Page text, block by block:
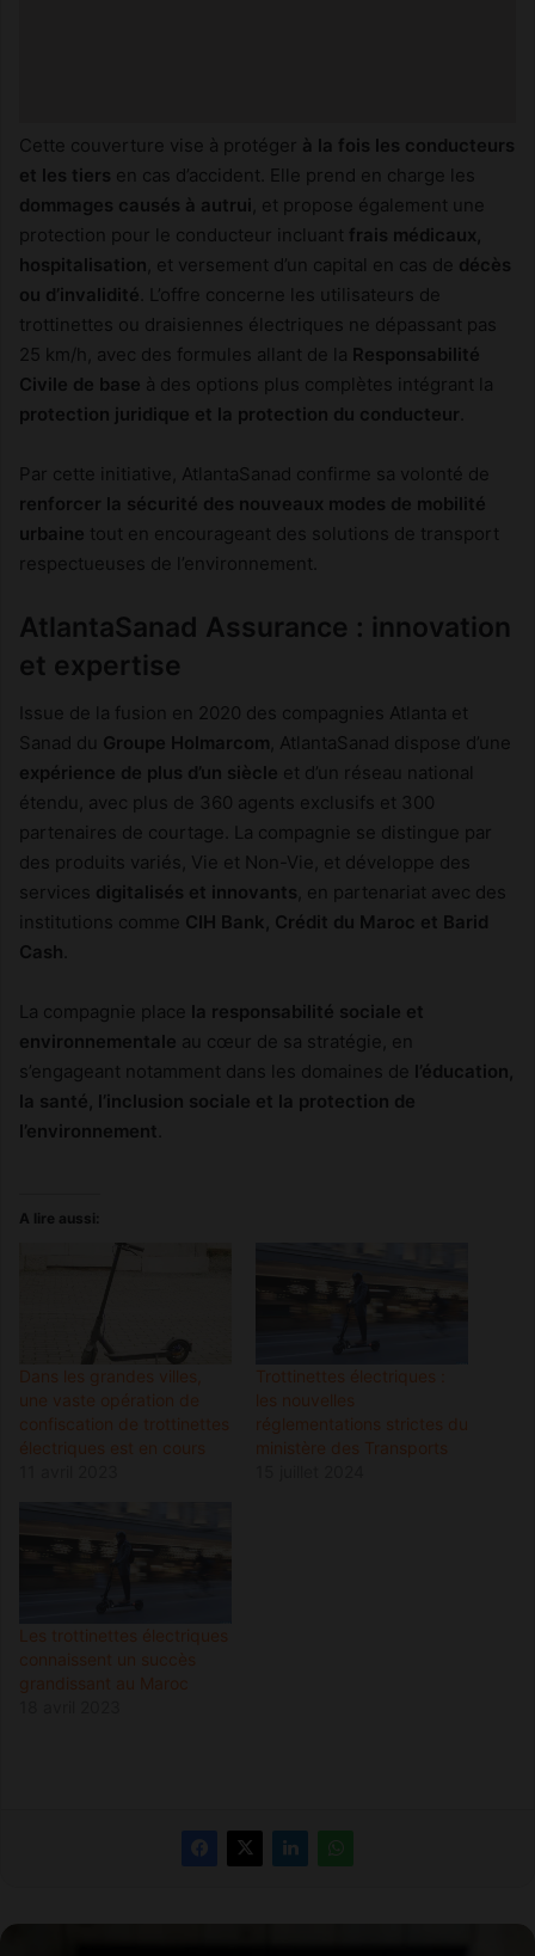
Cette couverture vise à protéger à la fois les conducteurs
et les tiers en cas d’accident. Elle prend en charge les
dommages causés à autrui , et propose également une
protection pour le conducteur incluant frais médicaux,
hospitalisation , et versement d’un capital en cas de décès
ou d’invalidité . L’offre concerne les utilisateurs de
trottinettes ou draisiennes électriques ne dépassant pas
25 km/h, avec des formules allant de la Responsabilité
Civile de base à des options plus complètes intégrant la
protection juridique et la protection du conducteur
Par cette initiative, AtlantaSanad confirme sa volonté de
renforcer la sécurité des nouveaux modes de mobilité
urbaine tout en encourageant des solutions de transport
respectueuses de l’environnement.
AtlantaSanad Assurance : innovation
et expertise
Issue de la fusion en 2020 des compagnies Atlanta et
Sanad du Groupe Holmarcom , AtlantaSanad dispose d’une
expérience de plus d’un siècle et d’un réseau national
étendu, avec plus de 360 agents exclusifs et 300
partenaires de courtage. La compagnie se distingue par
des produits variés, Vie et Non-Vie, et développe des
services digitalisés et innovants , en partenariat avec des
institutions comme CIH Bank, Crédit du Maroc et Barid
Cash
La compagnie place la responsabilité sociale et
environnementale au cœur de sa stratégie, en
s’engageant notamment dans les domaines de l’éducation,
la santé, l’inclusion sociale et la protection de
l’environnement
A lire aussi:
Dans les grandes villes,
une vaste opération de
confiscation de trottinettes
électriques est en cours
Trottinettes électriques :
les nouvelles
réglementations strictes du
ministère des Transports
Les trottinettes électriques
connaissent un succès
grandissant au Maroc